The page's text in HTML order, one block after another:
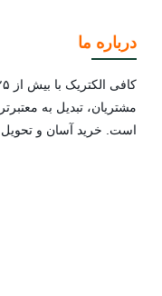
درباره ما
مشتریان، تبدیل به
است. خرید آسان و تحویل